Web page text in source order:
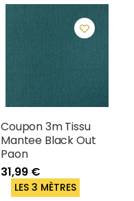
Coupon 3m Tissu
Mantee Black Out
Paon
31,99 €
LES 3 MÈTRES